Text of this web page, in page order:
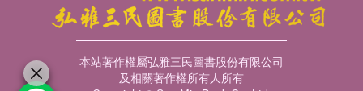
本站著作權屬弘雅三民圖書股份有限公司
及相關著作權所有人所有